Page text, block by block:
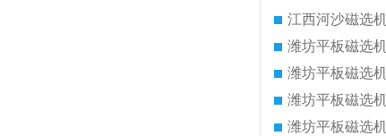
江西河沙磁选
潍坊平板磁选
潍坊平板磁选
潍坊平板磁选
潍坊平板磁选